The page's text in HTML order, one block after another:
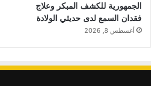
الجمهورية للكشف المبكر وعلاج
فقدان السمع لدى حديثي الولادة
أغسطس 8, 2026